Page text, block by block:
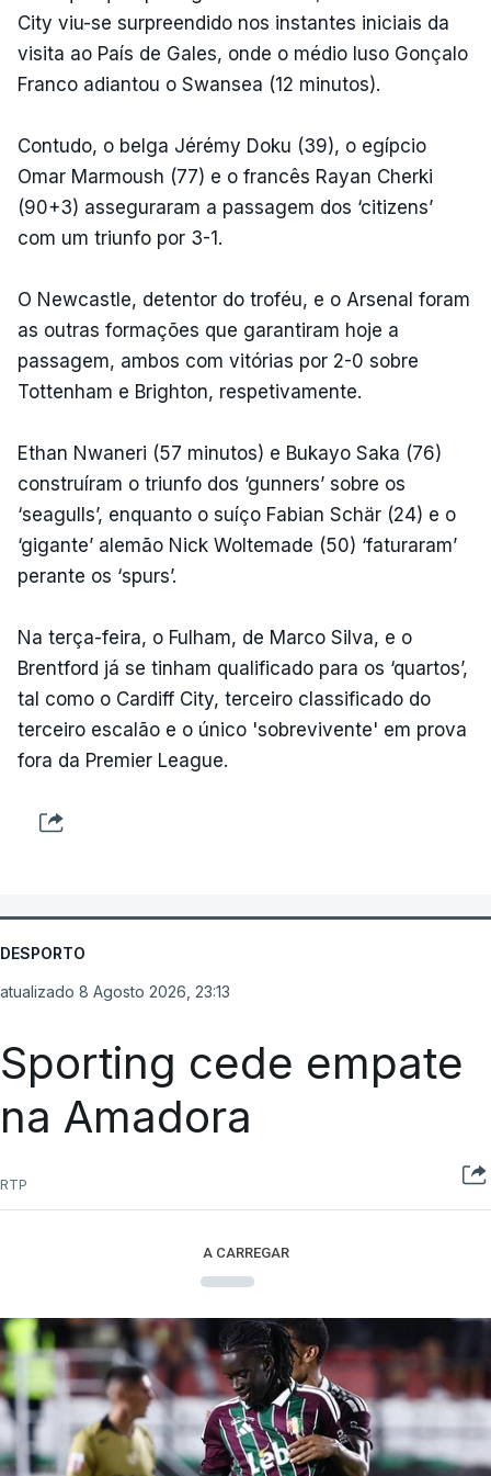
City viu-se surpreendido nos instantes iniciais da
visita ao País de Gales, onde o médio luso Gonçalo
Franco adiantou o Swansea (12 minutos).
Contudo, o belga Jérémy Doku (39), o egípcio
Omar Marmoush (77) e o francês Rayan Cherki
(90+3) asseguraram a passagem dos ‘citizens’
com um triunfo por 3-1.
O Newcastle, detentor do troféu, e o Arsenal foram
as outras formações que garantiram hoje a
passagem, ambos com vitórias por 2-0 sobre
Tottenham e Brighton, respetivamente.
Ethan Nwaneri (57 minutos) e Bukayo Saka (76)
construíram o triunfo dos ‘gunners’ sobre os
‘seagulls’, enquanto o suíço Fabian Schär (24) e o
‘gigante’ alemão Nick Woltemade (50) ‘faturaram’
perante os ‘spurs’.
Na terça-feira, o Fulham, de Marco Silva, e o
Brentford já se tinham qualificado para os ‘quartos’,
tal como o Cardiff City, terceiro classificado do
terceiro escalão e o único 'sobrevivente' em prova
fora da Premier League.
DESPORTO
atualizado 8 Agosto 2026, 23:13
Sporting cede empate
na Amadora
RTP
A CARREGAR